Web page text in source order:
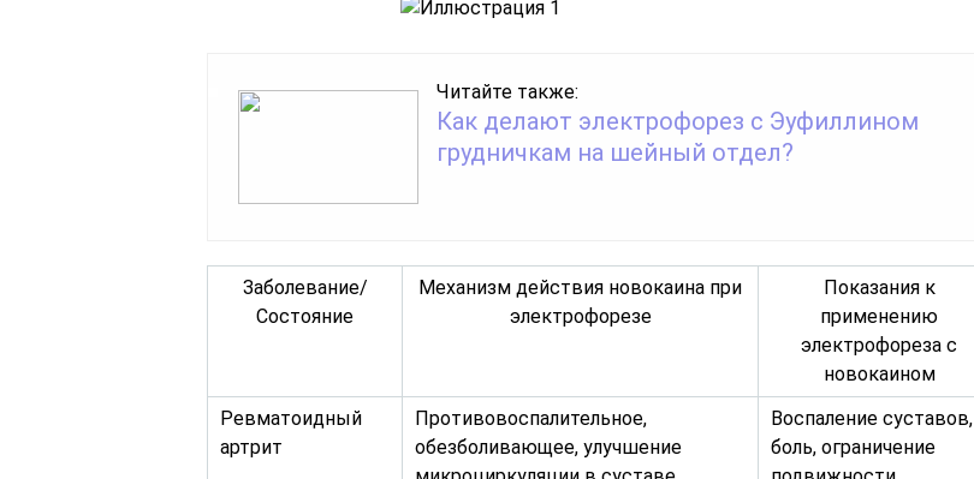
Читайте также:
Как делают электрофорез с Эуфиллином
грудничкам на шейный отдел?
Заболевание/
Состояние
Механизм действия новокаина при
электрофорезе
Показания к
применению
электрофореза с
новокаином
Ревматоидный
артрит
Противовоспалительное,
обезболивающее, улучшение
Воспаление суставов,
боль, ограничение